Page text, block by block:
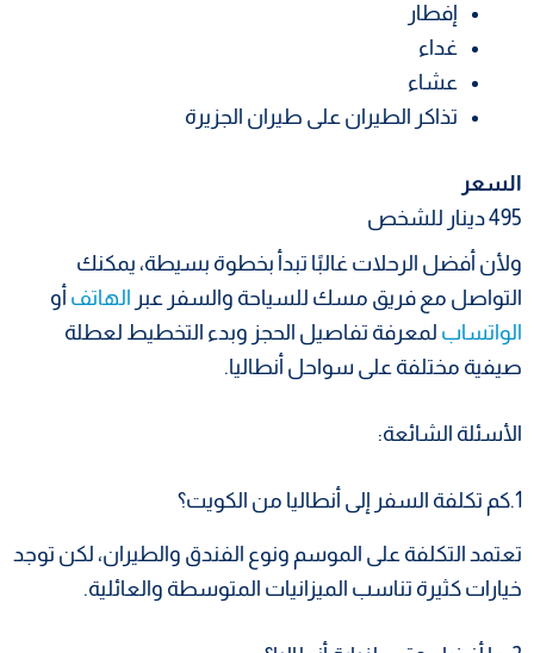
إفطار
غداء
عشاء
تذاكر الطيران على طيران الجزيرة
السعر
495 دينار للشخص
ولأن أفضل الرحلات غالبًا تبدأ بخطوة بسيطة، يمكنك
التواصل مع فريق مسك للسياحة والسفر عبر الهاتف أو
الواتساب لمعرفة تفاصيل الحجز وبدء التخطيط لعطلة
صيفية مختلفة على سواحل أنطاليا.
الأسئلة الشائعة:
1.كم تكلفة السفر إلى أنطاليا من الكويت؟
تعتمد التكلفة على الموسم ونوع الفندق والطيران، لكن توجد
خيارات كثيرة تناسب الميزانيات المتوسطة والعائلية.